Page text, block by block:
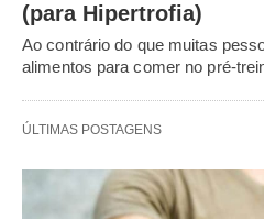
(para Hipertrofia)
Ao contrário do que muitas
alimentos para comer no pré-
ÚLTIMAS POSTAGENS